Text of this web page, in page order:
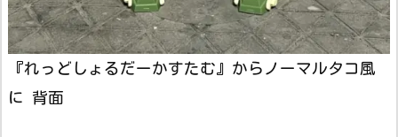
『れっどしょるだーかすたむ』からノーマルタコ風
に 背面